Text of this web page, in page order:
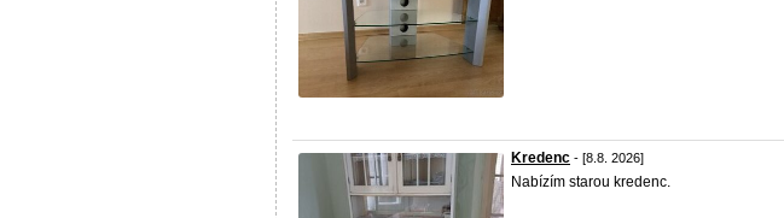
Kredenc - [8.8. 2026]
Nabízím starou kredenc.